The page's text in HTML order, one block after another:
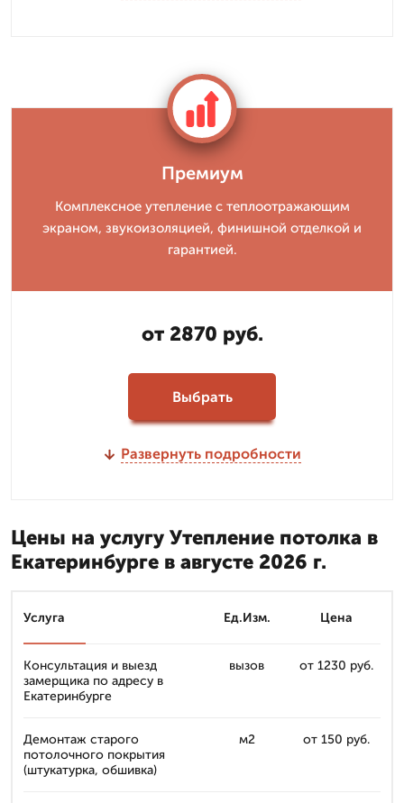
Премиум
Комплексное утепление с теплоотражающим
экраном, звукоизоляцией, финишной отделкой и
гарантией.
от 2870 руб.
Выбрать
Развернуть подробности
Цены на услугу Утепление потолка в
Екатеринбурге в августе 2026 г.
Услуга Ед.Изм. Цена
Консультация и выезд
замерщика по адресу в
Екатеринбурге
вызов от 1230 руб.
Демонтаж старого
потолочного покрытия
(штукатурка, обшивка)
м2 от 150 руб.